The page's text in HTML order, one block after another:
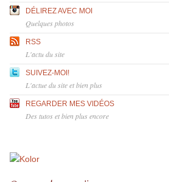
DÉLIREZ AVEC MOI
Quelques photos
RSS
L'actu du site
SUIVEZ-MOI!
L'actue du site et bien plus
REGARDER MES VIDÉOS
Des tutos et bien plus encore